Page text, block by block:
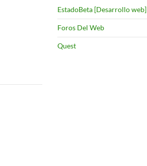
EstadoBeta [Desarrollo web]
Foros Del Web
Quest